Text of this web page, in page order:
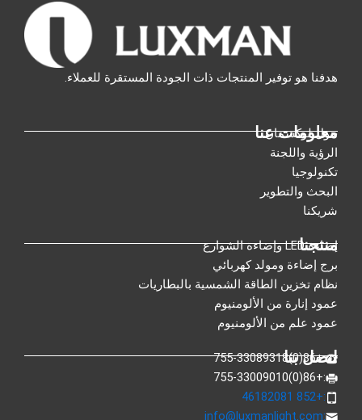
هدفنا هو توفير المنتجات ذات الجودة المستقرة للعملاء.
معلومات عنا
حول لوكسمان
الرؤية واللجنة
تكنولوجيا
البحث والتطوير
شريكنا
منتجنا
إضاءة LED وإضاءة الشوارع
برج إضاءة ومولد كهربائي
نظام تخزين الطاقة الشمسية بالبطاريات
عمود إنارة من الألومنيوم
عمود علم من الألومنيوم
اتصل بنا
:+86(0)755-33089318
:+86(0)755-33009010
:+852 46182081
:
info@luxmanlight.com